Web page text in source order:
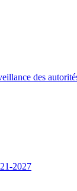
des
2027